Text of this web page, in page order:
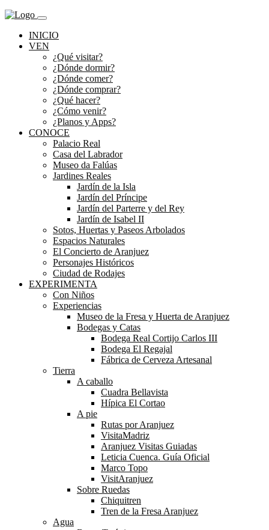
INICIO
VEN
¿Qué visitar?
¿Dónde dormir?
¿Dónde comer?
¿Dónde comprar?
¿Qué hacer?
¿Cómo venir?
¿Planos y Apps?
CONOCE
Palacio Real
Casa del Labrador
Museo da Falúas
Jardines Reales
Jardín de la Isla
Jardín del Príncipe
Jardín del Parterre y del Rey
Jardín de Isabel II
Sotos, Huertas y Paseos Arbolados
Espacios Naturales
El Concierto de Aranjuez
Personajes Históricos
Ciudad de Rodajes
EXPERIMENTA
Con Niños
Experiencias
Museo de la Fresa y Huerta de Aranjuez
Bodegas y Catas
Bodega Real Cortijo Carlos III
Bodega El Regajal
Fábrica de Cerveza Artesanal
Tierra
A caballo
Cuadra Bellavista
Hípica El Cortao
A pie
Rutas por Aranjuez
VisitaMadriz
Aranjuez Visitas Guiadas
Leticia Cuenca. Guía Oficial
Marco Topo
VisitAranjuez
Sobre Ruedas
Chiquitren
Tren de la Fresa Aranjuez
Agua